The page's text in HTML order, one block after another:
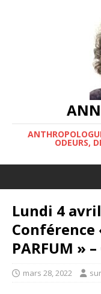
ODEURS,
Lundi 4
Conférence
PARFUM »
mars 28, 2022